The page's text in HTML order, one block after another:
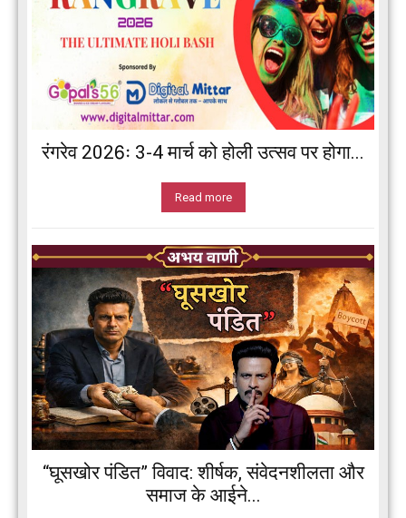
रंगरेव 2026ः 3-4 मार्च को होली उत्सव पर होगा...
Read more
“घूसखोर पंडित” विवाद: शीर्षक, संवेदनशीलता और
समाज के आईने...